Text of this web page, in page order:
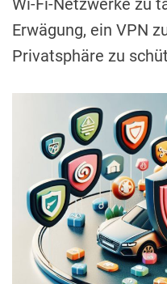
Erwägung, ein VPN
Privatsphäre zu